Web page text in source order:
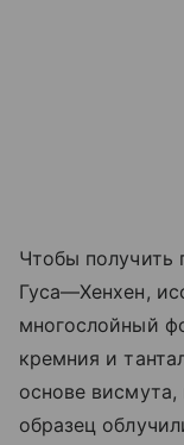
Чтобы получить
Гуса—Хенхен,
многослойный
кремния и
основе
образец